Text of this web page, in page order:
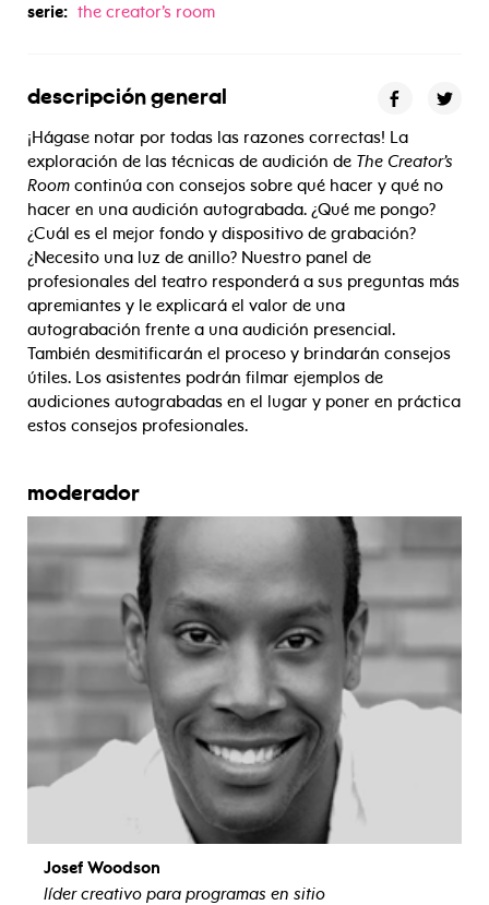
serie: the creator’s room
descripción general
¡Hágase notar por todas las razones correctas! La
exploración de las técnicas de audición de The Creator’s
Room continúa con consejos sobre qué hacer y qué no
hacer en una audición autograbada. ¿Qué me pongo?
¿Cuál es el mejor fondo y dispositivo de grabación?
¿Necesito una luz de anillo? Nuestro panel de
profesionales del teatro responderá a sus preguntas más
apremiantes y le explicará el valor de una
autograbación frente a una audición presencial.
También desmitificarán el proceso y brindarán consejos
útiles. Los asistentes podrán filmar ejemplos de
audiciones autograbadas en el lugar y poner en práctica
estos consejos profesionales.
moderador
Josef Woodson
líder creativo para programas en sitio